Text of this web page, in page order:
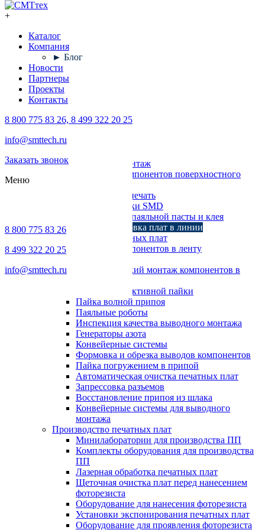
+
Каталог
Компания
► Блог
Новости
Партнеры
Проекты
Контакты
8 800 775 83 26, 8 499 322 20 25
info@smttech.ru
Заказать звонок
Меню
8 800 775 83 26
8 499 322 20 25
info@smttech.ru
Поверхностный монтаж
Установка компонентов поверхностного
Трафаретная печать
Печи для пайки SMD
Дозирование паяльной пасты и клея
Транспортировка плат в линии
Ремонт печатных плат
Упаковка компонентов в ленту
Автоматический монтаж компонентов в
Системы селективной пайки
Пайка волной припоя
Паяльные роботы
Инспекция качества выводного монтажа
Генераторы азота
Конвейерные системы
Формовка и обрезка выводов компонентов
Пайка погружением в припой
Автоматическая очистка печатных плат
Запрессовка разъемов
Восстановление припоя из шлака
Конвейерные системы для выводного
монтажа
Производство печатных плат
Минилаборатории для производства ПП
Комплекты оборудования для производства
ПП
Лазерная обработка печатных плат
Щеточная очистка плат перед нанесением
фоторезиста
Оборудование для нанесения фоторезиста
Установки экспонирования печатных плат
Оборудование для проявления фоторезиста